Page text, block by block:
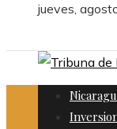
jueves,